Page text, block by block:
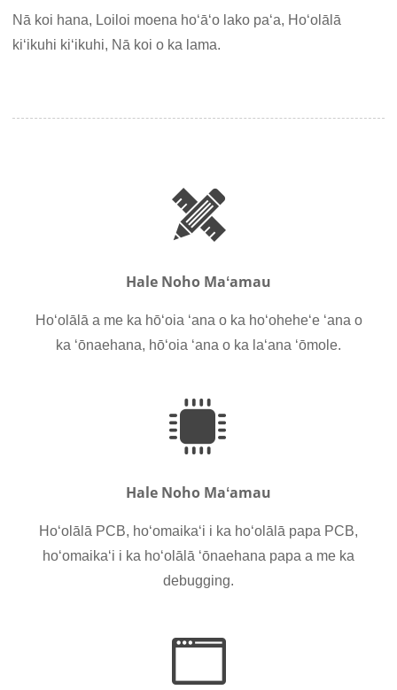
Nā koi hana, Loiloi moena hoʻāʻo lako paʻa, Hoʻolālā
kiʻikuhi kiʻikuhi, Nā koi o ka lama.
Hale Noho Maʻamau
Hoʻolālā a me ka hōʻoia ʻana o ka hoʻoheheʻe ʻana o
ka ʻōnaehana, hōʻoia ʻana o ka laʻana ʻōmole.
Hale Noho Maʻamau
Hoʻolālā PCB, hoʻomaikaʻi i ka hoʻolālā papa PCB,
hoʻomaikaʻi i ka hoʻolālā ʻōnaehana papa a me ka
debugging.